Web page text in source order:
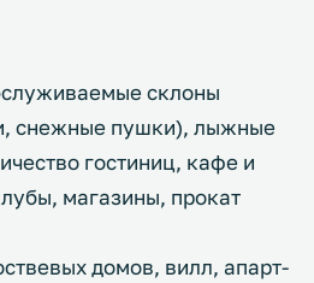
склоны
снежные пушки), лыжные
гостиниц, кафе и
магазины, прокат
домов, вилл, апарт-